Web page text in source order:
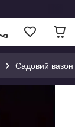
Садовий вазон